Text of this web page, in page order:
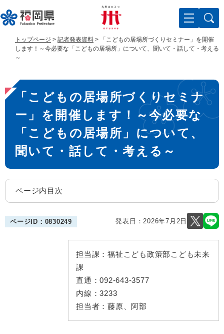
ー
ジ
。
ニ
ュ
て
本
トップページ > 記者発表資料 >
「こどもの居場所づくりセミナー」を開催
します！～今必要な「こどもの居場所」について、聞いて・話して・考える
～
本
文
「こどもの居場所づくりセミナ
ー」を開催します！～今必要な
「こどもの居場所」について、
聞いて・話して・考える～
ページ内目次
ページID：0830249 発表日：2026年7月2日
担当課： 福祉こども政策部こども未来
課
直通：092-643-3577
内線：3233
担当者： 藤原、阿部